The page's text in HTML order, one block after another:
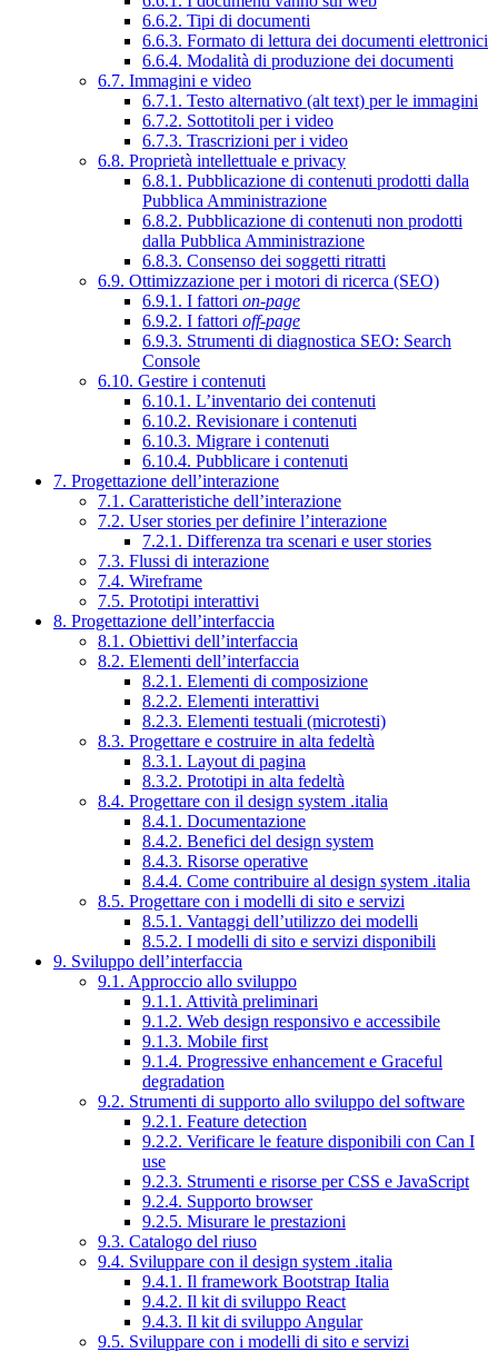
6.6.2. Tipi di documenti
6.6.3. Formato di lettura dei documenti elettronici
6.6.4. Modalità di produzione dei documenti
6.7. Immagini e video
6.7.1. Testo alternativo (alt text) per le immagini
6.7.2. Sottotitoli per i video
6.7.3. Trascrizioni per i video
6.8. Proprietà intellettuale e privacy
6.8.1. Pubblicazione di contenuti prodotti dalla
Pubblica Amministrazione
6.8.2. Pubblicazione di contenuti non prodotti
dalla Pubblica Amministrazione
6.8.3. Consenso dei soggetti ritratti
6.9. Ottimizzazione per i motori di ricerca (SEO)
6.9.1. I fattori on-page
6.9.2. I fattori off-page
6.9.3. Strumenti di diagnostica SEO: Search
Console
6.10. Gestire i contenuti
6.10.1. L’inventario dei contenuti
6.10.2. Revisionare i contenuti
6.10.3. Migrare i contenuti
6.10.4. Pubblicare i contenuti
7. Progettazione dell’interazione
7.1. Caratteristiche dell’interazione
7.2. User stories per definire l’interazione
7.2.1. Differenza tra scenari e user stories
7.3. Flussi di interazione
7.4. Wireframe
7.5. Prototipi interattivi
8. Progettazione dell’interfaccia
8.1. Obiettivi dell’interfaccia
8.2. Elementi dell’interfaccia
8.2.1. Elementi di composizione
8.2.2. Elementi interattivi
8.2.3. Elementi testuali (microtesti)
8.3. Progettare e costruire in alta fedeltà
8.3.1. Layout di pagina
8.3.2. Prototipi in alta fedeltà
8.4. Progettare con il design system .italia
8.4.1. Documentazione
8.4.2. Benefici del design system
8.4.3. Risorse operative
8.4.4. Come contribuire al design system .italia
8.5. Progettare con i modelli di sito e servizi
8.5.1. Vantaggi dell’utilizzo dei modelli
8.5.2. I modelli di sito e servizi disponibili
9. Sviluppo dell’interfaccia
9.1. Approccio allo sviluppo
9.1.1. Attività preliminari
9.1.2. Web design responsivo e accessibile
9.1.3. Mobile first
9.1.4. Progressive enhancement e Graceful
degradation
9.2. Strumenti di supporto allo sviluppo del software
9.2.1. Feature detection
9.2.2. Verificare le feature disponibili con Can I
use
9.2.3. Strumenti e risorse per CSS e JavaScript
9.2.4. Supporto browser
9.2.5. Misurare le prestazioni
9.3. Catalogo del riuso
9.4. Sviluppare con il design system .italia
9.4.1. Il framework Bootstrap Italia
9.4.2. Il kit di sviluppo React
9.4.3. Il kit di sviluppo Angular
9.5. Sviluppare con i modelli di sito e servizi